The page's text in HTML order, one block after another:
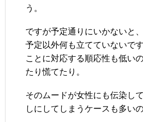
う。
ですが予定通りにいかないと
予定以外何も立てていないで
ことに対応する順応性も低い
たり慌てたり。
そのムードが女性にも伝染し
しにしてしまうケースも多いの